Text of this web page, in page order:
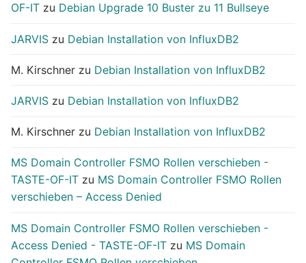
OF-IT zu Debian Upgrade 10 Buster zu 11 Bullseye
JARVIS zu Debian Installation von InfluxDB2
M. Kirschner zu Debian Installation von InfluxDB2
JARVIS zu Debian Installation von InfluxDB2
M. Kirschner zu Debian Installation von InfluxDB2
MS Domain Controller FSMO Rollen verschieben -
TASTE-OF-IT zu MS Domain Controller FSMO Rollen
verschieben – Access Denied
MS Domain Controller FSMO Rollen verschieben -
Access Denied - TASTE-OF-IT zu MS Domain